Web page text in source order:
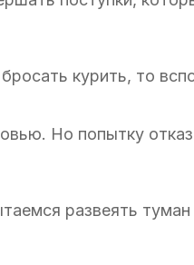
курить, то
Но попытку
развеять